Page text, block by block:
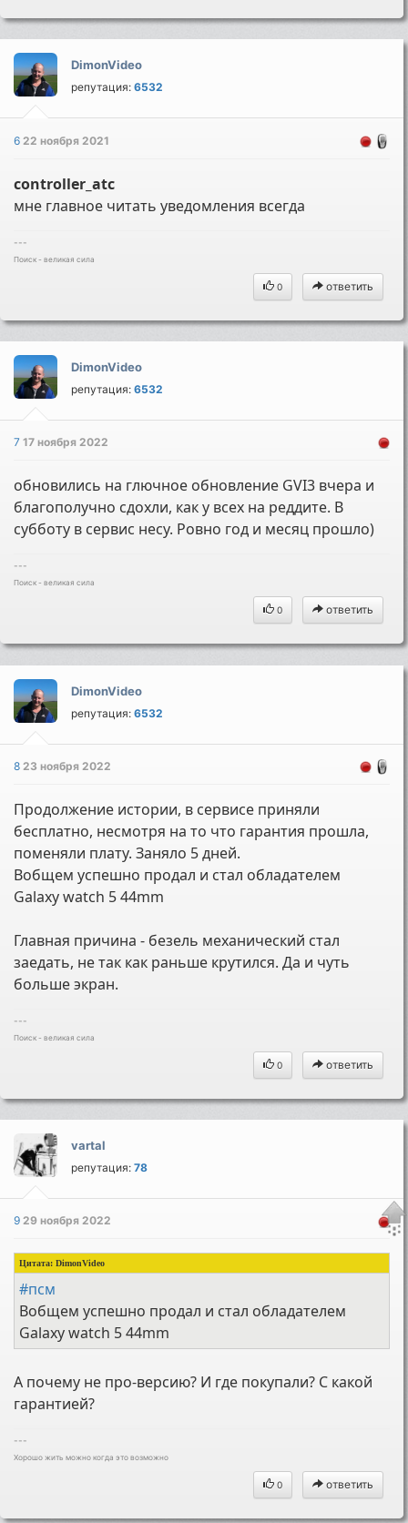
DimonVideo
репутация:6532
622 ноября 2021
controller_atc
мне главное читать уведомления всегда
---
Поиск - великая сила
0 ответить
DimonVideo
репутация:6532
717 ноября 2022
обновились на глючное обновление GVI3 вчера и
благополучно сдохли, как у всех на реддите. В
субботу в сервис несу. Ровно год и месяц прошло)
---
Поиск - великая сила
0 ответить
DimonVideo
репутация:6532
823 ноября 2022
Продолжение истории, в сервисе приняли
бесплатно, несмотря на то что гарантия прошла,
поменяли плату. Заняло 5 дней.
Вобщем успешно продал и стал обладателем
Galaxy watch 5 44mm
Главная причина - безель механический стал
заедать, не так как раньше крутился. Да и чуть
больше экран.
---
Поиск - великая сила
0 ответить
vartal
репутация:78
929 ноября 2022
Цитата:DimonVideo
#псм
Вобщем успешно продал и стал обладателем
Galaxy watch 5 44mm
А почему не про-версию? И где покупали? С какой
гарантией?
---
Хорошо жить можно когда это возможно
0 ответить